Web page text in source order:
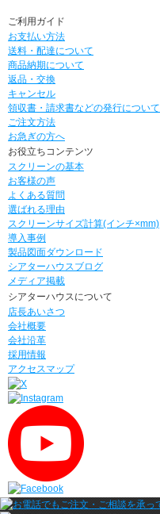
ご利用ガイド
お支払い方法
送料・配達について
商品納期について
返品・交換
キャンセル
領収書・請求書などの発行について
ご注文方法
お急ぎの方へ
お役立ちコンテンツ
スクリーンの基本
お客様の声
よくある質問
選ばれる理由
スクリーンサイズ計算(インチ×mm)
導入事例
製品図面ダウンロード
シアターハウスブログ
メディア掲載
シアターハウスについて
店長あいさつ
会社概要
会社沿革
採用情報
アクセスマップ